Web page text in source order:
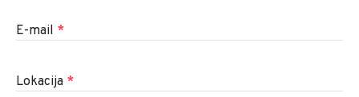
E-mail *
Lokacija *